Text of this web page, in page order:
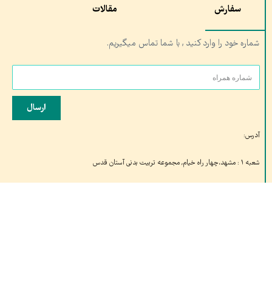
سفارش مقالات
شماره خود را وارد کنید , با شما تماس میگیریم.
ارسال
آدرس:
شعبه ۱ : مشهد،چهار راه خیام, مجموعه تربیت بدنی آستان قدس